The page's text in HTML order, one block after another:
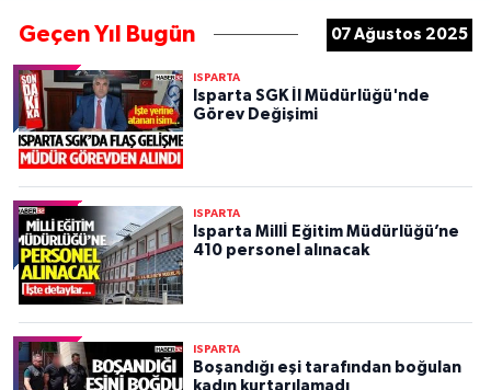
Geçen Yıl Bugün 07 Ağustos 2025
ISPARTA
Isparta SGK İl Müdürlüğü'nde
Görev Değişimi
ISPARTA
Isparta Millİ Eğitim Müdürlüğü’ne
410 personel alınacak
ISPARTA
Boşandığı eşi tarafından boğulan
kadın kurtarılamadı